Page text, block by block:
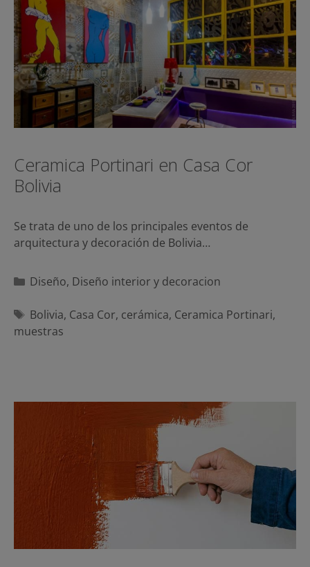
Ceramica Portinari en Casa Cor
Bolivia
Se trata de uno de los principales eventos de
arquitectura y decoración de Bolivia…
Categorías
Diseño, Diseño interior y decoracion
Etiquetas
Bolivia, Casa Cor, cerámica, Ceramica Portinari,
muestras